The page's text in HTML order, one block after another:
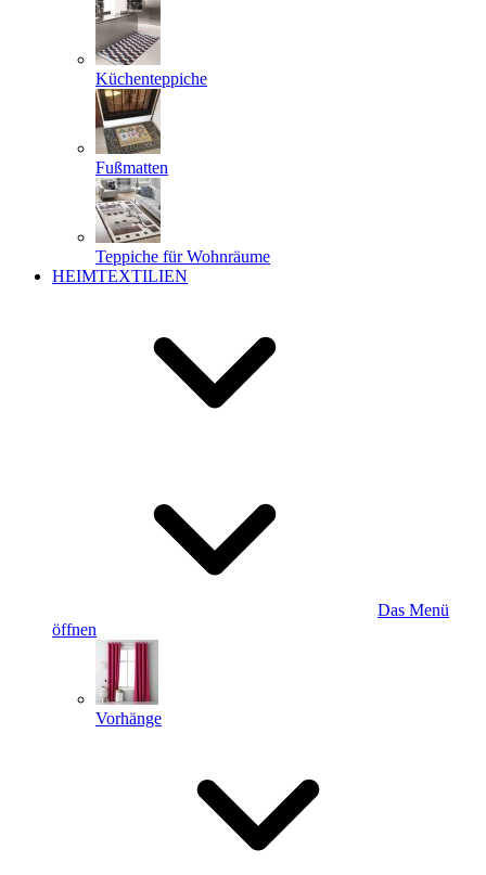
Küchenteppiche
Fußmatten
Teppiche für Wohnräume
HEIMTEXTILIEN
Das Menü
öffnen
Vorhänge